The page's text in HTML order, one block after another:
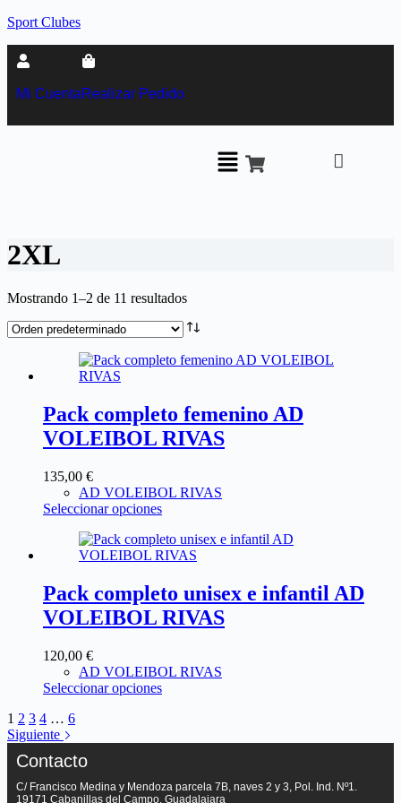
Sport Clubes
Mi CuentaRealizar Pedido
2XL
Mostrando 1–2 de 11 resultados
Pack completo femenino AD
VOLEIBOL RIVAS
135,00 €
AD VOLEIBOL RIVAS
Seleccionar opciones
Pack completo unisex e infantil AD
VOLEIBOL RIVAS
120,00 €
AD VOLEIBOL RIVAS
Seleccionar opciones
1 2 3 4 … 6
Siguiente
Contacto
C/ Francisco Medina y Mendoza parcela 7B, naves 2 y 3, Pol. Ind. Nº1.
19171 Cabanillas del Campo, Guadalajara